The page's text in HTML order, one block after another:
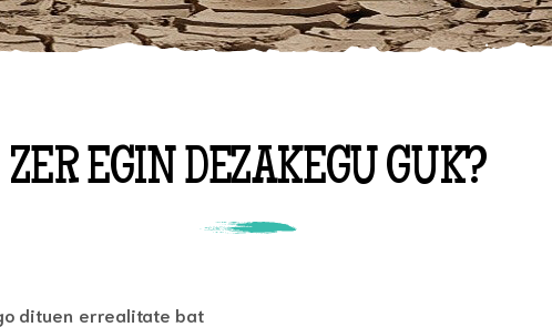
ZER EGIN DEZAKEGU GUK?
dituen errealitate bat